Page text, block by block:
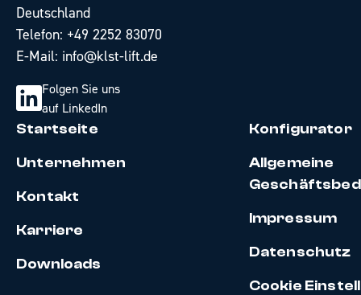
Deutschland
Telefon: +49 2252 83070
E-Mail: info@klst-lift.de
Folgen Sie uns
auf LinkedIn
Startseite
Unternehmen
Kontakt
Karriere
Downloads
Konfigurator
Allgemeine
Impressum
Datenschutz
Cookie